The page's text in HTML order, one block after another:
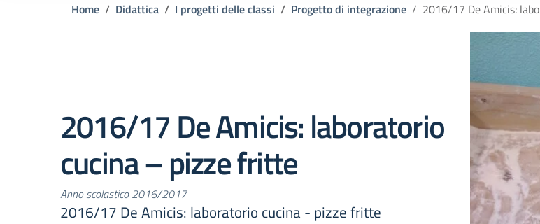
Home Didattica I progetti delle classi Progetto di integrazione 2016/17 De Amicis:
2016/17 De Amicis: laboratorio
cucina – pizze fritte
Anno scolastico 2016/2017
2016/17 De Amicis: laboratorio cucina - pizze fritte